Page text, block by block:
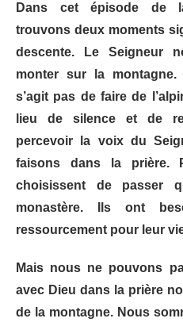
Dans cet épisode de
trouvons deux moments
descente. Le Seigneur
monter sur la
s’agit pas de faire de
lieu de silence et de
percevoir la voix du
faisons dans la prière.
choisissent de passer
monastère. Ils ont
ressourcement pour leur
Mais nous ne pouvons
avec Dieu dans la prière
de la montagne. Nous